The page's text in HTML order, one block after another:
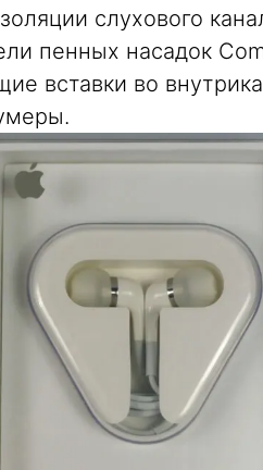
слухового
пенных насадок
вставки во